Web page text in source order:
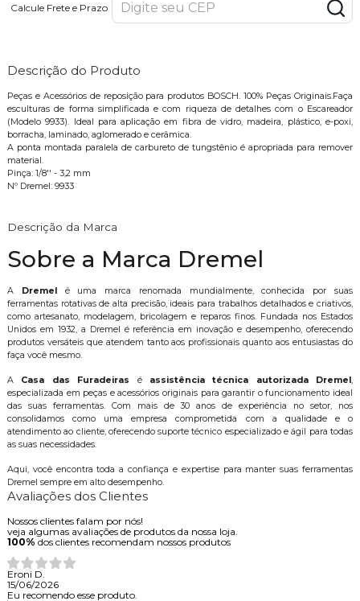
Calcule Frete e Prazo
Descrição do Produto
Peças e Acessórios de reposição para produtos BOSCH. 100% Peças Originais.Faça
esculturas de forma simplificada e com riqueza de detalhes com o Escareador
(Modelo 9933). Ideal para aplicação em fibra de vidro, madeira, plástico, e-poxi,
borracha, laminado, aglomerado e cerâmica.
A ponta montada paralela de carbureto de tungstênio é apropriada para remover
material.
Pinça: 1/8'' - 3,2 mm
Nº Dremel: 9933
Descrição da Marca
Sobre a Marca Dremel
A Dremelé uma marca renomada mundialmente, conhecida por suas
ferramentas rotativas de alta precisão, ideais para trabalhos detalhados e criativos,
como artesanato, modelagem, bricolagem e reparos finos. Fundada nos Estados
Unidos em 1932, a Dremel é referência em inovação e desempenho, oferecendo
produtos versáteis que atendem tanto aos profissionais quanto aos entusiastas do
faça você mesmo.
A Casa das Furadeiras é assistência técnica autorizada Dremel
especializada em peças e acessórios originais para garantir o funcionamento ideal
das suas ferramentas. Com mais de 30 anos de experiência no setor, nos
consolidamos como uma empresa comprometida com a qualidade e o
atendimento ao cliente, oferecendo suporte técnico especializado e ágil para todas
as suas necessidades.
Aqui, você encontra toda a confiança e expertise para manter suas ferramentas
Dremel sempre em alto desempenho.
Avaliações dos Clientes
Nossos clientes falam por nós!
veja algumas avaliações de produtos da nossa loja.
100% dos clientes recomendam nossos produtos
Eroni D.
15/06/2026
Eu recomendo esse produto.